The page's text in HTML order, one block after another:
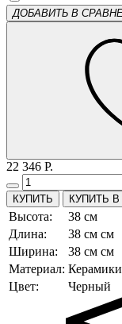
ДОБАВИТЬ В
22 346 Р.
КУПИТЬ В
Высота:
38 см
Длина:
38 см см
Ширина:
38 см см
Материал: Керамики
Цвет:
Черный